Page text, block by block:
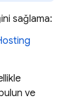
sağlama:
ve